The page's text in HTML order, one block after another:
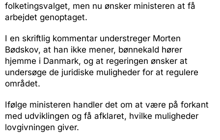
folketingsvalget, men nu ønsker ministeren at få
arbejdet genoptaget.
I en skriftlig kommentar understreger Morten
Bødskov, at han ikke mener, bønnekald hører
hjemme i Danmark, og at regeringen ønsker at
undersøge de juridiske muligheder for at regulere
området.
Ifølge ministeren handler det om at være på forkant
med udviklingen og få afklaret, hvilke muligheder
lovgivningen giver.